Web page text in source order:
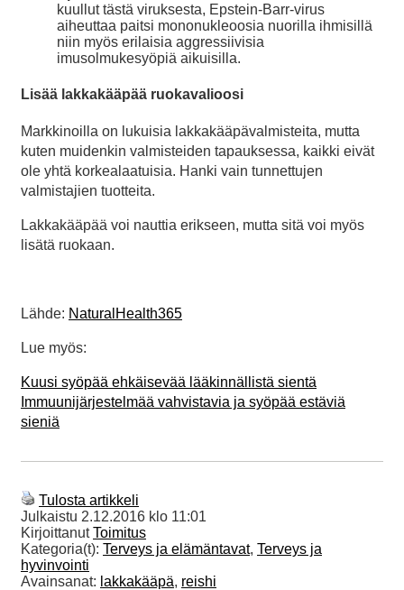
kuullut tästä viruksesta, Epstein-Barr-virus
aiheuttaa paitsi mononukleoosia nuorilla ihmisillä
niin myös erilaisia aggressiivisia
imusolmukesyöpiä aikuisilla.
Lisää lakkakääpää ruokavalioosi
Markkinoilla on lukuisia lakkakääpävalmisteita, mutta
kuten muidenkin valmisteiden tapauksessa, kaikki eivät
ole yhtä korkealaatuisia. Hanki vain tunnettujen
valmistajien tuotteita.
Lakkakääpää voi nauttia erikseen, mutta sitä voi myös
lisätä ruokaan.
Lähde: NaturalHealth365
Lue myös:
Kuusi syöpää ehkäisevää lääkinnällistä sientä
Immuunijärjestelmää vahvistavia ja syöpää estäviä
sieniä
Tulosta artikkeli
Julkaistu 2.12.2016 klo 11:01
KirjoittanutToimitus
Kategoria(t): Terveys ja elämäntavat, Terveys ja
hyvinvointi
Avainsanat: lakkakääpä, reishi